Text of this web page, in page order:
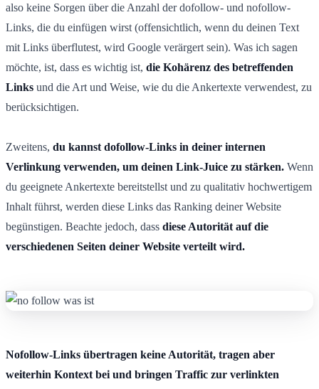
also keine Sorgen über die Anzahl der dofollow- und nofollow-
Links, die du einfügen wirst (offensichtlich, wenn du deinen Text
mit Links überflutest, wird Google verärgert sein). Was ich sagen
möchte, ist, dass es wichtig ist, die Kohärenz des betreffenden
Links und die Art und Weise, wie du die Ankertexte verwendest, zu
berücksichtigen.
Zweitens, du kannst dofollow-Links in deiner internen
Verlinkung verwenden, um deinen Link-Juice zu stärken. Wenn
du geeignete Ankertexte bereitstellst und zu qualitativ hochwertigem
Inhalt führst, werden diese Links das Ranking deiner Website
begünstigen. Beachte jedoch, dass diese Autorität auf die
verschiedenen Seiten deiner Website verteilt wird.
Nofollow-Links übertragen keine Autorität, tragen aber
weiterhin Kontext bei und bringen Traffic zur verlinkten